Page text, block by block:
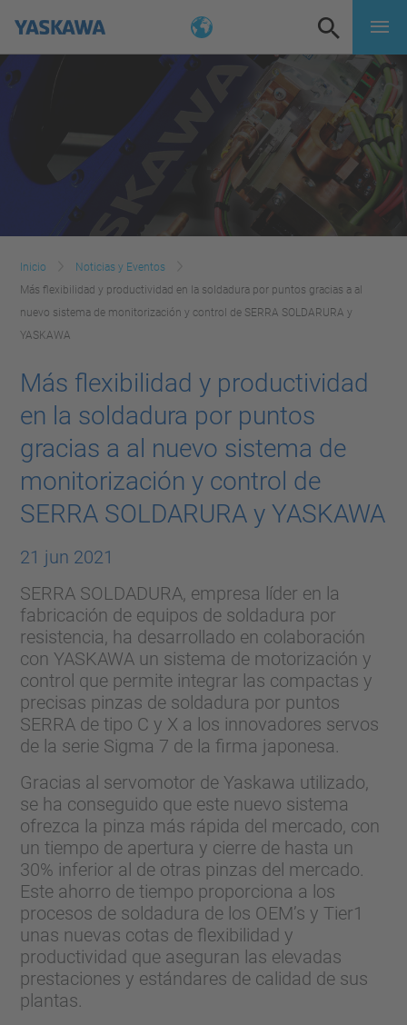
Inicio
Noticias y Eventos
Más flexibilidad y productividad en la soldadura por puntos gracias a al
nuevo sistema de monitorización y control de SERRA SOLDARURA y
YASKAWA
Más flexibilidad y productividad
en la soldadura por puntos
gracias a al nuevo sistema de
monitorización y control de
SERRA SOLDARURA y YASKAWA
21 jun 2021
SERRA SOLDADURA, empresa líder en la
fabricación de equipos de soldadura por
resistencia, ha desarrollado en colaboración
con YASKAWA un sistema de motorización y
control que permite integrar las compactas y
precisas pinzas de soldadura por puntos
SERRA de tipo C y X a los innovadores servos
de la serie Sigma 7 de la firma japonesa.
Gracias al servomotor de Yaskawa utilizado,
se ha conseguido que este nuevo sistema
ofrezca la pinza más rápida del mercado, con
un tiempo de apertura y cierre de hasta un
30% inferior al de otras pinzas del mercado.
Este ahorro de tiempo proporciona a los
procesos de soldadura de los OEM’s y Tier1
unas nuevas cotas de flexibilidad y
productividad que aseguran las elevadas
prestaciones y estándares de calidad de sus
plantas.